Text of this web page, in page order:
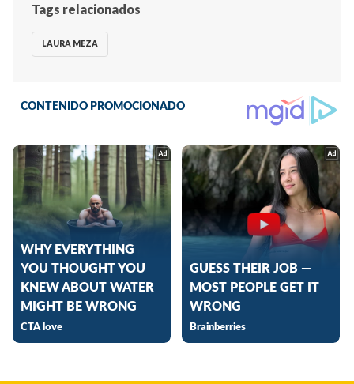
Tags relacionados
LAURA MEZA